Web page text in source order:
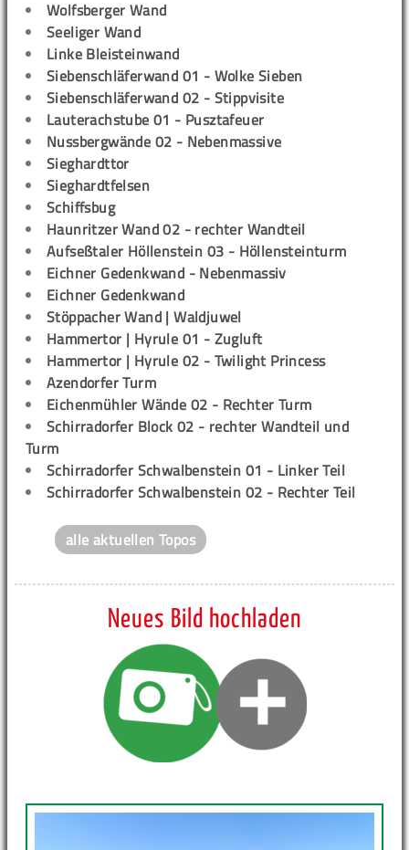
Wolfsberger Wand
Seeliger Wand
Linke Bleisteinwand
Siebenschläferwand 01 - Wolke Sieben
Siebenschläferwand 02 - Stippvisite
Lauterachstube 01 - Pusztafeuer
Nussbergwände 02 - Nebenmassive
Sieghardttor
Sieghardtfelsen
Schiffsbug
Haunritzer Wand 02 - rechter Wandteil
Aufseßtaler Höllenstein 03 - Höllensteinturm
Eichner Gedenkwand - Nebenmassiv
Eichner Gedenkwand
Stöppacher Wand | Waldjuwel
Hammertor | Hyrule 01 - Zugluft
Hammertor | Hyrule 02 - Twilight Princess
Azendorfer Turm
Eichenmühler Wände 02 - Rechter Turm
Schirradorfer Block 02 - rechter Wandteil und
Turm
Schirradorfer Schwalbenstein 01 - Linker Teil
Schirradorfer Schwalbenstein 02 - Rechter Teil
alle aktuellen Topos
Neues Bild hochladen